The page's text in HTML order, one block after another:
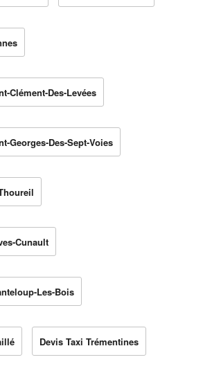
Clément-Des-Levées
Georges-Des-Sept-Voies
Cunault
Les-Bois
Devis Taxi Trémentines